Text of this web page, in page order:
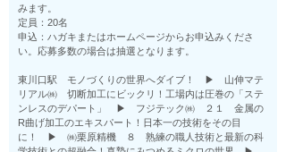
みます。
定員：20名
申込：ハガキまたはホームページからお申込みくださ
い。応募多数の場合は抽選となります。
東川口駅 モノづくりの世界へダイブ！ ▶ 山伸マテ
リアル㈱ 切断加工にビックリ！工場内は圧巻の「ステ
ンレスのデパート」 ▶ フジテック㈱ ２１ 金属の
R曲げ加工のエキスパート！日本一の技術をその目
に！ ▶ ㈱栗原精機 ８ 熟練の職人技術と最新の科